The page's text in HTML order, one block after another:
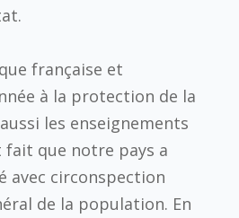
française et
à la protection de la
les enseignements
fait que notre pays a
avec circonspection
de la population. En